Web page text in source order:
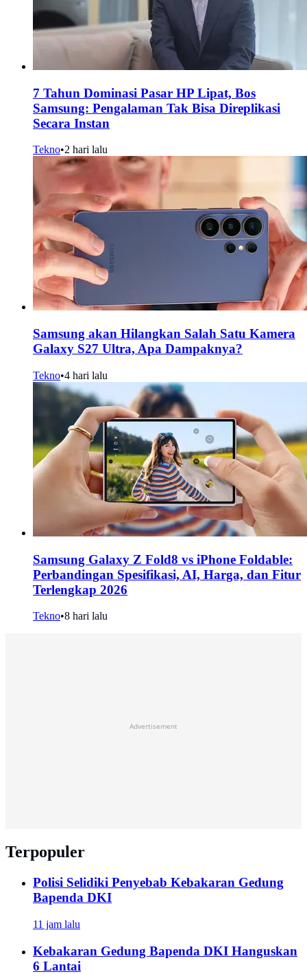
7 Tahun Dominasi Pasar HP Lipat, Bos
Samsung: Pengalaman Tak Bisa Direplikasi
Secara Instan
Tekno•2 hari lalu
Samsung akan Hilangkan Salah Satu Kamera
Galaxy S27 Ultra, Apa Dampaknya?
Tekno•4 hari lalu
Samsung Galaxy Z Fold8 vs iPhone Foldable:
Perbandingan Spesifikasi, AI, Harga, dan Fitur
Terlengkap 2026
Tekno•8 hari lalu
Advertisement
Terpopuler
Polisi Selidiki Penyebab Kebakaran Gedung
Bapenda DKI
11 jam lalu
Kebakaran Gedung Bapenda DKI Hanguskan
6 Lantai